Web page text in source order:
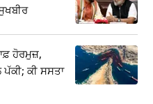
ਹੋਰਮੁਜ਼,
ਕੀ ਸਸਤਾ